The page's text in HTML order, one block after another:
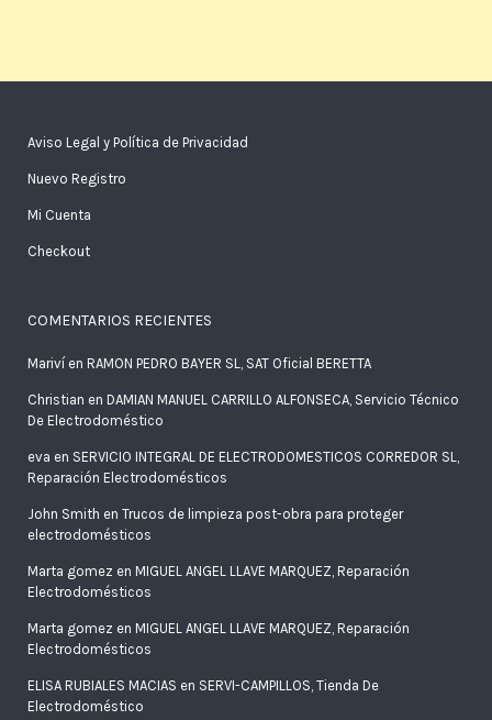
Aviso Legal y Política de Privacidad
Nuevo Registro
Mi Cuenta
Checkout
COMENTARIOS RECIENTES
Marivíen RAMON PEDRO BAYER SL, SAT Oficial BERETTA
Christian en DAMIAN MANUEL CARRILLO ALFONSECA, Servicio Técnico
De Electrodoméstico
eva en SERVICIO INTEGRAL DE ELECTRODOMESTICOS CORREDOR SL,
Reparación Electrodomésticos
John Smith en Trucos de limpieza post-obra para proteger
electrodomésticos
Marta gomez en MIGUEL ANGEL LLAVE MARQUEZ, Reparación
Electrodomésticos
Marta gomez en MIGUEL ANGEL LLAVE MARQUEZ, Reparación
Electrodomésticos
ELISA RUBIALES MACIAS en SERVI-CAMPILLOS, Tienda De
Electrodoméstico